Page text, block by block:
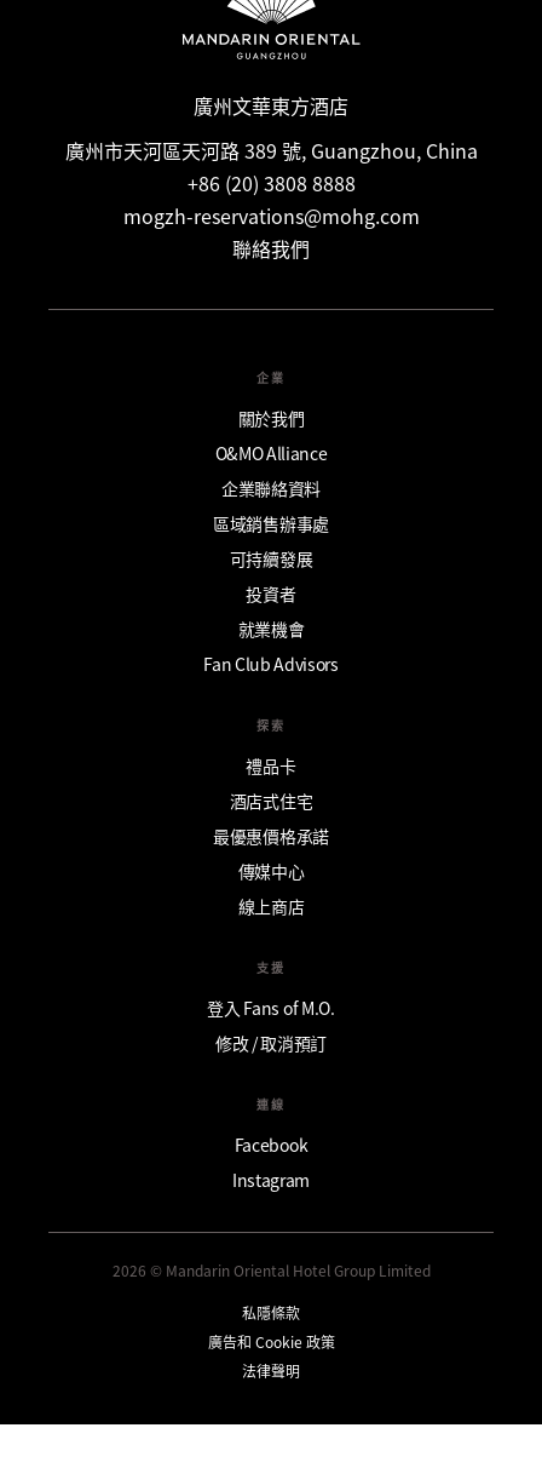
廣州文華東方酒店
廣州市天河區天河路 389 號, Guangzhou, China
+86 (20) 3808 8888
mogzh-reservations@mohg.com
聯絡我們
企業
關於我們
O&MO Alliance
企業聯絡資料
區域銷售辦事處
可持續發展
投資者
就業機會
Fan Club Advisors
探索
禮品卡
酒店式住宅
最優惠價格承諾
傳媒中心
線上商店
支援
登入 Fans of M.O.
修改 / 取消預訂
連線
Facebook
Instagram
2026 © Mandarin Oriental Hotel Group Limited
私隱條款
廣告和 Cookie 政策
法律聲明